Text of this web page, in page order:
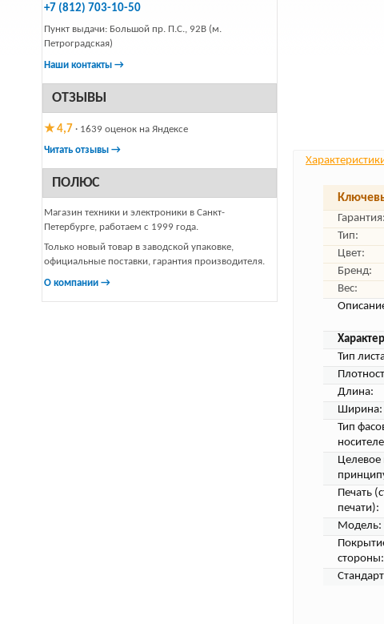
+7 (812) 703-10-50
Пункт выдачи: Большой пр. П.С., 92В (м.
Петроградская)
Наши контакты →
ОТЗЫВЫ
★ 4,7 · 1639 оценок на Яндексе
Читать отзывы →
ПОЛЮС
Магазин техники и электроники в Санкт-
Петербурге, работаем с 1999 года.
Только новый товар в заводской упаковке,
официальные поставки, гарантия производителя.
О компании →
Гарантия:
Тип:
Цвет:
Бренд:
Вес:
Тип
Длина:
Ширина:
Тип
Целевое
Печать
печати):
Модель:
стороны: